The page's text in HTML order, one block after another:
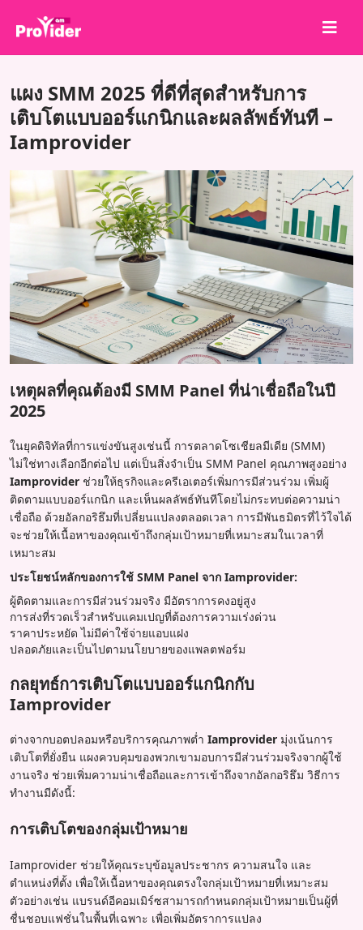
เกี่ยวกับเรา
เข้าสู่ระบบ
สมัครสมาชิก
บริการ
บล็อก
แผง SMM 2025 ที่ดีที่สุดสำหรับการ
เติบโตแบบออร์แกนิกและผลลัพธ์ทันที –
Iamprovider
เหตุผลที่คุณต้องมี SMM Panel ที่น่าเชื่อถือในปี
2025
ในยุคดิจิทัลที่การแข่งขันสูงเช่นนี้ การตลาดโซเชียลมีเดีย (SMM)
ไม่ใช่ทางเลือกอีกต่อไป แต่เป็นสิ่งจำเป็น SMM Panel คุณภาพสูงอย่าง
Iamprovider ช่วยให้ธุรกิจและครีเอเตอร์เพิ่มการมีส่วนร่วม เพิ่มผู้
ติดตามแบบออร์แกนิก และเห็นผลลัพธ์ทันทีโดยไม่กระทบต่อความน่า
เชื่อถือ ด้วยอัลกอริธึมที่เปลี่ยนแปลงตลอดเวลา การมีพันธมิตรที่ไว้ใจได้
จะช่วยให้เนื้อหาของคุณเข้าถึงกลุ่มเป้าหมายที่เหมาะสมในเวลาที่
เหมาะสม
ประโยชน์หลักของการใช้ SMM Panel จาก Iamprovider:
ผู้ติดตามและการมีส่วนร่วมจริง มีอัตราการคงอยู่สูง
การส่งที่รวดเร็วสำหรับแคมเปญที่ต้องการความเร่งด่วน
ราคาประหยัด ไม่มีค่าใช้จ่ายแอบแฝง
ปลอดภัยและเป็นไปตามนโยบายของแพลตฟอร์ม
กลยุทธ์การเติบโตแบบออร์แกนิกกับ
Iamprovider
ต่างจากบอตปลอมหรือบริการคุณภาพต่ำ Iamprovider มุ่งเน้นการ
เติบโตที่ยั่งยืน แผงควบคุมของพวกเขามอบการมีส่วนร่วมจริงจากผู้ใช้
งานจริง ช่วยเพิ่มความน่าเชื่อถือและการเข้าถึงจากอัลกอริธึม วิธีการ
ทำงานมีดังนี้:
การเติบโตของกลุ่มเป้าหมาย
Iamprovider ช่วยให้คุณระบุข้อมูลประชากร ความสนใจ และ
ตำแหน่งที่ตั้ง เพื่อให้เนื้อหาของคุณตรงใจกลุ่มเป้าหมายที่เหมาะสม
ตัวอย่างเช่น แบรนด์อีคอมเมิร์ซสามารถกำหนดกลุ่มเป้าหมายเป็นผู้ที่
ชื่นชอบแฟชั่นในพื้นที่เฉพาะ เพื่อเพิ่มอัตราการแปลง